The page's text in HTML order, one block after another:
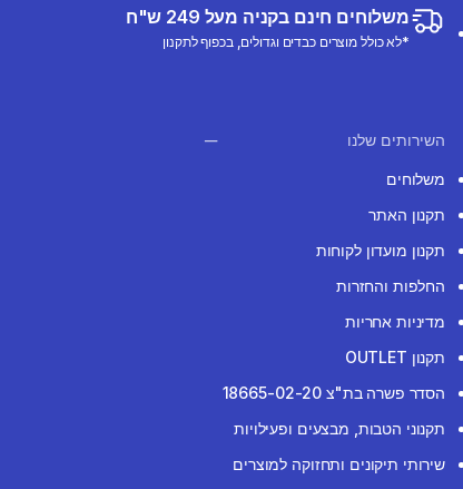
משלוחים חינם בקניה מעל 249 ש"ח
*לא כולל מוצרים כבדים וגדולים, בכפוף לתקנון
השירותים שלנו
משלוחים
תקנון האתר
תקנון מועדון לקוחות
החלפות והחזרות
מדיניות אחריות
תקנון OUTLET
הסדר פשרה בת"צ 18665-02-20
תקנוני הטבות, מבצעים ופעילויות
שירותי תיקונים ותחזוקה למוצרים